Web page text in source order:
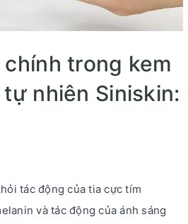
trong kem
nhiên Siniskin:
tác động của tia cực tím
và tác động của ánh sáng